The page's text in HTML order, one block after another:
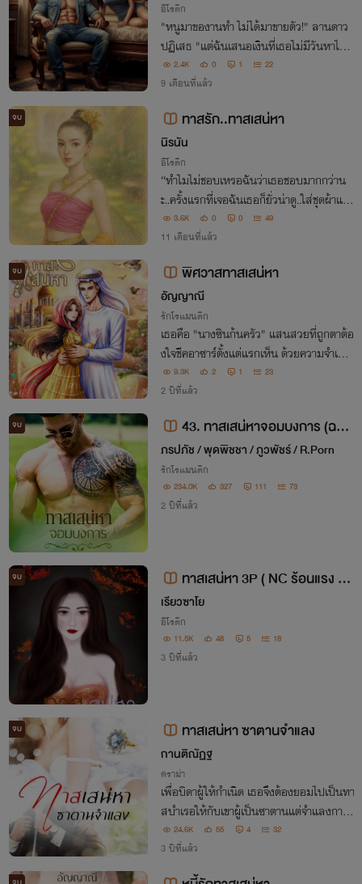
อีโรติก
"หนูมาของานทำ ไม่ได้มาขายตัว!" ลานดาว
ปฏิเสธ "แต่ฉันเสนอเงินที่เธอไม่มีวันหาได้
แลกกับสิทธิ์ xxx เธอตลอดหนึ่งปี! ห้ามปฏิเ
สธ! ห้ามรัก!" นายหัวบุรินทร์เด็ดขาดความอ
2.4K 0 1 22
9 เดือนที่แล้ว
จบ ทาสรัก..ทาสเสน่หา
นิรนัน
อีโรติก
“ทำไมไม่ชอบเหรอฉันว่าเธอชอบมากกว่าน
ะ..ครั้งแรกที่เจอฉันเธอก็ยั่วน่าดู..ใส่ชุดผ้าแถ
บนมต้มล้นทะลัก คราวนี้ก็กล้าขึ้นมาถึงบนห้
อง”
3.6K 0 0 49
11 เดือนที่แล้ว
จบ พิศวาสทาสเสน่หา
อัญญาณี
รักโรแมนติก
เธอคือ "นางซินก้นครัว" แสนสวยที่ถูกตาต้อ
งใจชีคอาซาร์ตั้งแต่แรกเห็น ด้วยความจำเป็น
ทำให้เธอต้องประมูลขายเรือนร่างและความ
สาว ซึ่งเขาพร้อมจะทุ่มเงินมหาศาลเพื่อประ
9.3K 2 1 23
2 ปีที่แล้ว
จบ
43. ทาสเสน่หาจอมบงการ (ฉบับ
รีไรท์ ติดเหรียญ+ลงจบ)
ภรปภัช / พุดพิชชา / ภูวพัชร์ / R.Porn
รักโรแมนติก
234.0K 327 111 73
2 ปีที่แล้ว
จบ
ทาสเสน่หา 3P ( NC ร้อนแรง 20
+)
เรียวซาโย
อีโรติก
11.5K 48 5 18
3 ปีที่แล้ว
จบ ทาสเสน่หา ซาตานจำแลง
กานติณัฏฐ
ดราม่า
เพื่อบิดาผู้ให้กำเนิด เธอจึงต้องยอมไปเป็นทา
สบำเรอให้กับเขาผู้เป็นซาตานแต่จำแลงกาย
มาในคราบของเทพบุตร ใช่... แท้จริงแล้วเข
าคือซาตาน ไม่ใช่เทพบุตรอย่่างที่ใครๆเข้าใจ
24.6K 55 4 32
3 ปีที่แล้ว